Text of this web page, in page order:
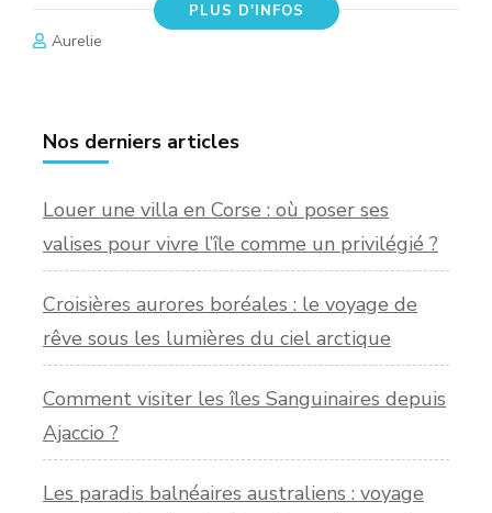
PLUS D'INFOS
Aurelie
Nos derniers articles
Louer une villa en Corse : où poser ses
valises pour vivre l’île comme un privilégié ?
Croisières aurores boréales : le voyage de
rêve sous les lumières du ciel arctique
Comment visiter les îles Sanguinaires depuis
Ajaccio ?
Les paradis balnéaires australiens : voyage